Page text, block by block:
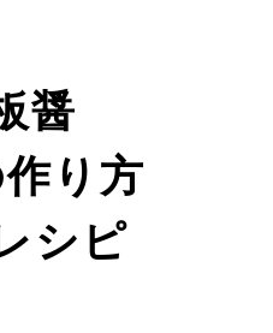
醤
り方
シピ